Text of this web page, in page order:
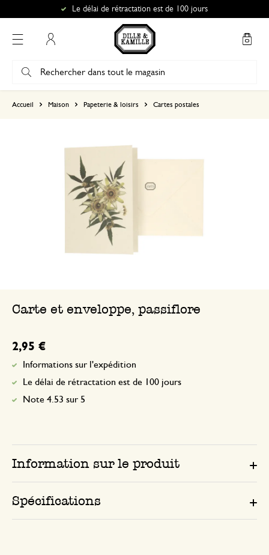
Le délai de rétractation est de 100 jours
Accueil Maison Papeterie & loisirs Cartes postales
Carte et enveloppe, passiflore
2,95 €
Informations sur l'expédition
Le délai de rétractation est de 100 jours
Note 4.53 sur 5
Information sur le produit
Spécifications